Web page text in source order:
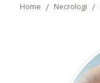
Home Necrologi